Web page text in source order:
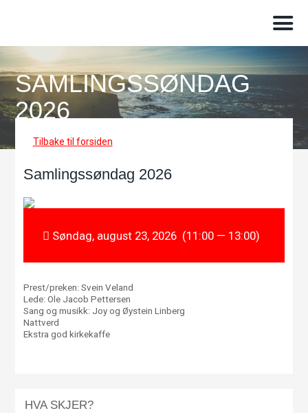
SAMLINGSSØNDAG
2026
Tilbake til forsiden
Samlingssøndag 2026
Søndag, august 23, 2026 (11:00 — 13:00)
Prest/preken: Svein Veland
Lede: Ole Jacob Pettersen
Sang og musikk: Joy og Øystein Linberg
Nattverd
Ekstra god kirkekaffe
HVA SKJER?